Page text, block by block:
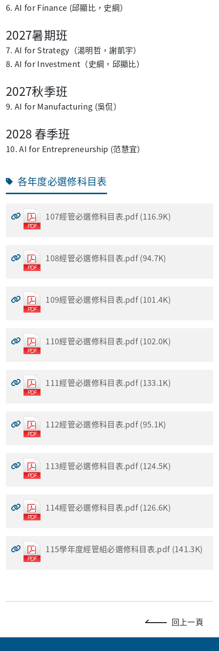
6. AI for Finance (邱顯比，史綱）
2027暑期班
7. AI for Strategy（湯明哲，謝凱宇）
8. AI for Investment（史綱，邱顯比）
2027秋季班
9. AI for Manufacturing (吳侃）
2028 春季班
10. AI for Entrepreneurship (范慧宜）
各年度必選修科目表
107經管必選修科目表.pdf (116.9K)
108經管必選修科目表.pdf (94.7K)
109經管必選修科目表.pdf (101.4K)
110經管必選修科目表.pdf (102.0K)
111經管必選修科目表.pdf (133.1K)
112經管必選修科目表.pdf (95.1K)
113經管必選修科目表.pdf (124.5K)
114經管必選修科目表.pdf (126.6K)
115學年度經管組必選修科目表.pdf (141.3K)
回上一頁